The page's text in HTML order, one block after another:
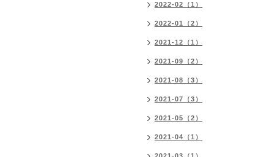
2022-02（1）
2022-01（2）
2021-12（1）
2021-09（2）
2021-08（3）
2021-07（3）
2021-05（2）
2021-04（1）